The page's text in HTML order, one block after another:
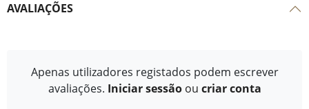
AVALIAÇÕES
Apenas utilizadores registados podem escrever
avaliações. Iniciar sessão ou criar conta